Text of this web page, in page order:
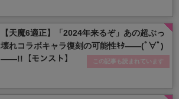
【天魔6適正】「2024年来るぞ」あの超ぶっ
壊れコラボキャラ復刻の可能性ｷﾀ――(ﾟ∀ﾟ)
――!!【モンスト】
この記事も読まれています